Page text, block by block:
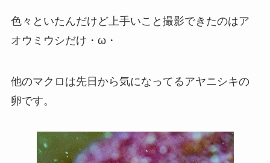
色々といたんだけど上手いこと撮影できたのはア
オウミウシだけ・ω・
他のマクロは先日から気になってるアヤニシキの
卵です。